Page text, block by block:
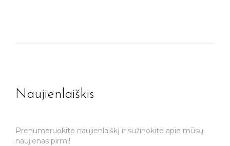
Naujienlaiškis
Prenumeruokite naujienlaiškį ir sužinokite apie mūsų
naujienas pirmi!